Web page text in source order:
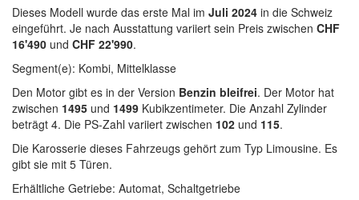
Dieses Modell wurde das erste Mal im Juli 2024 in die Schweiz
eingeführt. Je nach Ausstattung variiert sein Preis zwischen CHF
16'490 und CHF 22'990.
Segment(e): Kombi, Mittelklasse
Den Motor gibt es in der Version Benzin bleifrei. Der Motor hat
zwischen 1495 und 1499 Kubikzentimeter. Die Anzahl Zylinder
beträgt 4. Die PS-Zahl variiert zwischen 102 und 115.
Die Karosserie dieses Fahrzeugs gehört zum Typ Limousine. Es
gibt sie mit 5 Türen.
Erhältliche Getriebe: Automat, Schaltgetriebe